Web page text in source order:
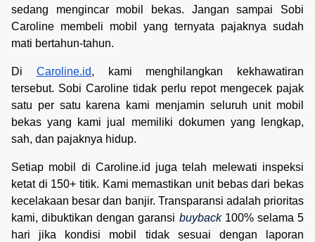
sedang mengincar mobil bekas. Jangan sampai Sobi
Caroline membeli mobil yang ternyata pajaknya sudah
mati bertahun-tahun.
Di Caroline.id, kami menghilangkan kekhawatiran
tersebut. Sobi Caroline tidak perlu repot mengecek pajak
satu per satu karena kami menjamin seluruh unit mobil
bekas yang kami jual memiliki dokumen yang lengkap,
sah, dan pajaknya hidup.
Setiap mobil di Caroline.id juga telah melewati inspeksi
ketat di 150+ titik. Kami memastikan unit bebas dari bekas
kecelakaan besar dan banjir. Transparansi adalah prioritas
kami, dibuktikan dengan garansi buyback100% selama 5
hari jika kondisi mobil tidak sesuai dengan laporan